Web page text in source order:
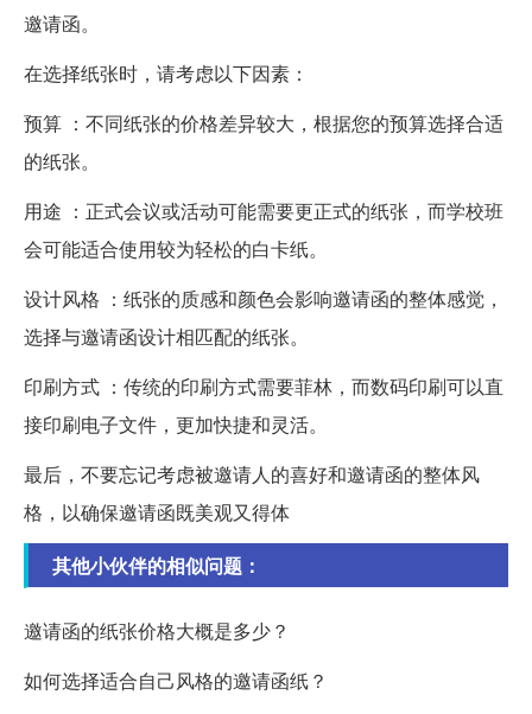
邀请函。
在选择纸张时，请考虑以下因素：
预算 ：不同纸张的价格差异较大，根据您的预算选择合适
的纸张。
用途 ：正式会议或活动可能需要更正式的纸张，而学校班
会可能适合使用较为轻松的白卡纸。
设计风格 ：纸张的质感和颜色会影响邀请函的整体感觉，
选择与邀请函设计相匹配的纸张。
印刷方式 ：传统的印刷方式需要菲林，而数码印刷可以直
接印刷电子文件，更加快捷和灵活。
最后，不要忘记考虑被邀请人的喜好和邀请函的整体风
格，以确保邀请函既美观又得体
其他小伙伴的相似问题：
邀请函的纸张价格大概是多少？
如何选择适合自己风格的邀请函纸？